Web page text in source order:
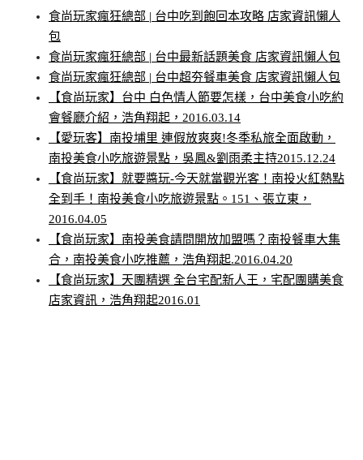
食尚玩家瘋狂總部 | 台中吃到飽回本攻略 店家資訊懶人
包
食尚玩家瘋狂總部 | 台中最新話題美食 店家資訊懶人包
食尚玩家瘋狂總部 | 台中超夯餐車美食 店家資訊懶人包
【食尚玩家】台中 白色情人節要怎樣，台中美食小吃約
會餐廳介紹，浩角翔起，2016.03.14
【愛玩客】南投埔里 連假放爽爽!冬季私旅全面啟動，
南投美食小吃旅遊景點，吳鳳&劉雨柔主持2015.12.24
【食尚玩家】就要醬玩-今天就當觀光客！南投火紅熱點
全到手！南投美食小吃旅遊景點。151、張立東，
2016.04.05
【食尚玩家】南投美食請問開放加盟嗎？南投餐車大集
合，南投美食小吃推薦，浩角翔起.2016.04.20
【食尚玩家】天團精選 全台宅配新人王，宅配團購美食
店家資訊，浩角翔起2016.01